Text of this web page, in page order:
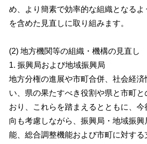
め、より簡素で効率的な組織となる
を含めた見直しに取り組みます。
(2) 地方機関等の組織・機構の見直し
1. 振興局および地域振興局
地方分権の進展や市町合併、社会経
い、県の果たすべき役割や県と市町と
おり、これらを踏まえるとともに、
向も考慮しながら、振興局・地域振
能、総合調整機能および市町に対する